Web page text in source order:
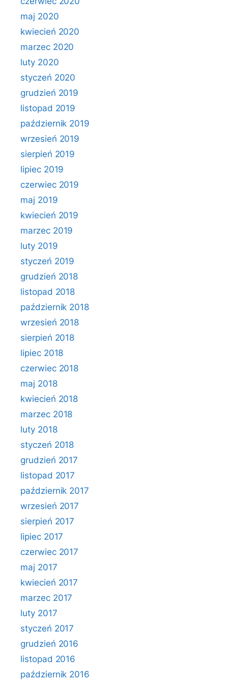
maj 2020
kwiecień 2020
marzec 2020
luty 2020
styczeń 2020
grudzień 2019
listopad 2019
październik 2019
wrzesień 2019
sierpień 2019
lipiec 2019
czerwiec 2019
maj 2019
kwiecień 2019
marzec 2019
luty 2019
styczeń 2019
grudzień 2018
listopad 2018
październik 2018
wrzesień 2018
sierpień 2018
lipiec 2018
czerwiec 2018
maj 2018
kwiecień 2018
marzec 2018
luty 2018
styczeń 2018
grudzień 2017
listopad 2017
październik 2017
wrzesień 2017
sierpień 2017
lipiec 2017
czerwiec 2017
maj 2017
kwiecień 2017
marzec 2017
luty 2017
styczeń 2017
grudzień 2016
listopad 2016
październik 2016